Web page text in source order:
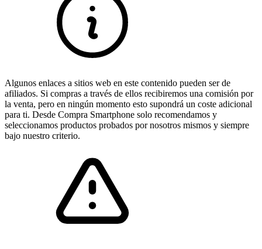
Algunos enlaces a sitios web en este contenido pueden ser de
afiliados. Si compras a través de ellos recibiremos una comisión por
la venta, pero en ningún momento esto supondrá un coste adicional
para ti. Desde Compra Smartphone solo recomendamos y
seleccionamos productos probados por nosotros mismos y siempre
bajo nuestro criterio.